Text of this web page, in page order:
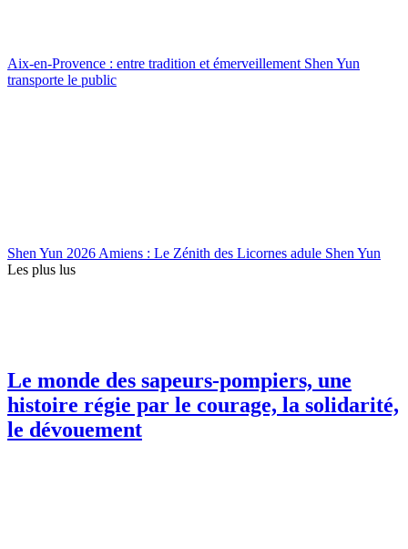
Aix-en-Provence : entre tradition et émerveillement Shen Yun
transporte le public
Shen Yun 2026 Amiens : Le Zénith des Licornes adule Shen Yun
Les plus lus
Le monde des sapeurs-pompiers, une
histoire régie par le courage, la solidarité,
le dévouement